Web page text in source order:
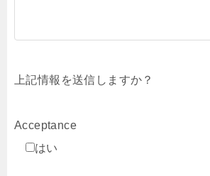
上記情報を送信しますか？
Acceptance
はい